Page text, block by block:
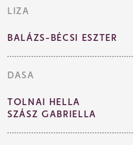
LIZA
BALÁZS-BÉCSI ESZTER
DASA
TOLNAI HELLA
SZÁSZ GABRIELLA